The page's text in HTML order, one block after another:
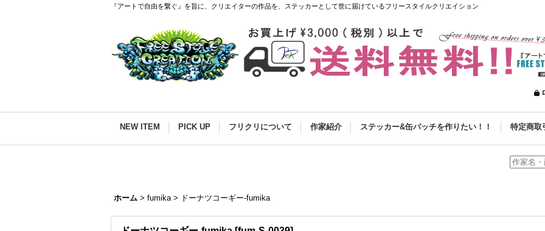
『アートで自由を繋ぐ』を旨に、クリエイターの作品を、ステッカーとして世に届けているフリースタイルクリエイション
NEW ITEM PICK UP フリクリについて 作家紹介 ステッカー&缶バッチを作りたい！！ 特定商取
ホーム > fumika > ドーナツコーギー-fumika